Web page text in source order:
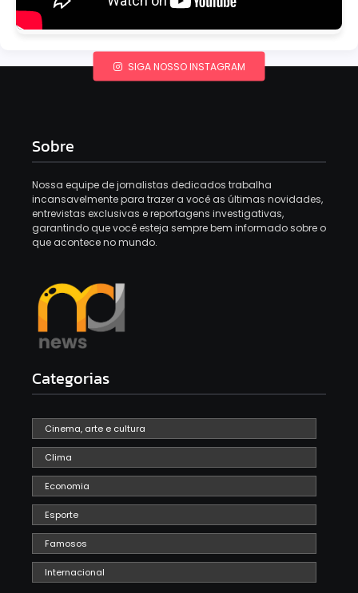
SIGA NOSSO INSTAGRAM
Sobre
Nossa equipe de jornalistas dedicados trabalha
incansavelmente para trazer a você as últimas novidades,
entrevistas exclusivas e reportagens investigativas,
garantindo que você esteja sempre bem informado sobre o
que acontece no mundo.
Categorias
Cinema, arte e cultura
Clima
Economia
Esporte
Famosos
Internacional